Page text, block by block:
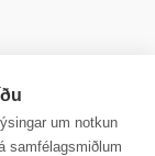
um notkun
samfélagsmiðlum